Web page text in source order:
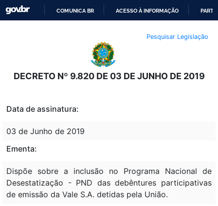
O
CONTEÚDO
COMUNICA BR ACESSO À INFORMAÇÃO
Pesquisar Legislação
DECRETO Nº 9.820 DE 03 DE JUNHO DE 2019
Data de assinatura:
03 de Junho de 2019
Ementa:
Dispõe sobre a inclusão no Programa Nacional de
Desestatização - PND das debêntures participativas
de emissão da Vale S.A. detidas pela União.